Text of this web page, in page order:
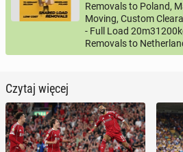
Removals to Poland,
Moving, Custom
- Full Load
Removals to
Czytaj więcej